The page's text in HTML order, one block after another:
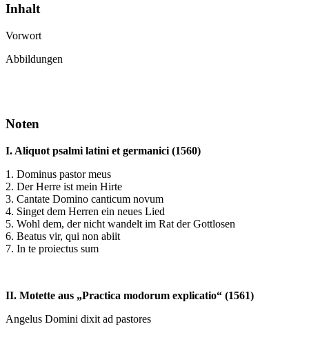
Inhalt
Vorwort
Abbildungen
Noten
I. Aliquot psalmi latini et germanici (1560)
1. Dominus pastor meus
2. Der Herre ist mein Hirte
3. Cantate Domino canticum novum
4. Singet dem Herren ein neues Lied
5. Wohl dem, der nicht wandelt im Rat der Gottlosen
6. Beatus vir, qui non abiit
7. In te proiectus sum
II. Motette aus „Practica modorum explicatio“ (1561)
Angelus Domini dixit ad pastores